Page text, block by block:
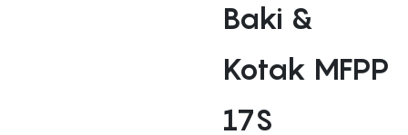
Baki &
Kotak MFPP
17S